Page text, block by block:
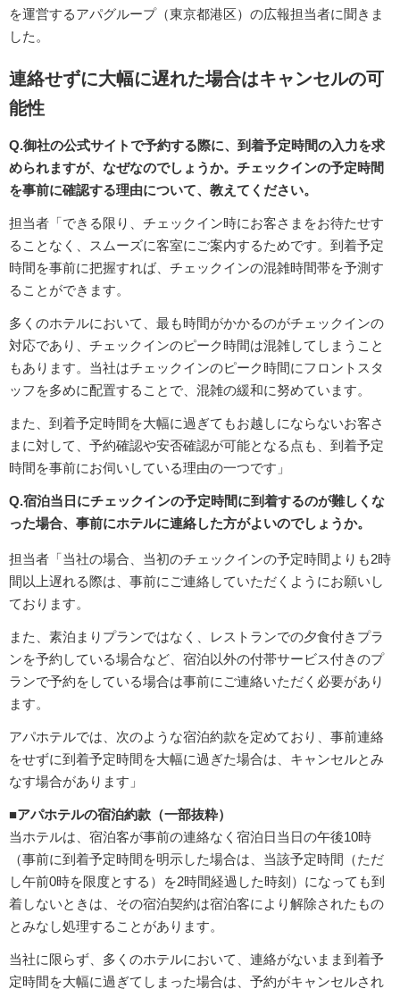
を運営するアパグループ（東京都港区）の広報担当者に聞きま
した。
連絡せずに大幅に遅れた場合はキャンセルの可
能性
Q.御社の公式サイトで予約する際に、到着予定時間の入力を求
められますが、なぜなのでしょうか。チェックインの予定時間
を事前に確認する理由について、教えてください。
担当者「できる限り、チェックイン時にお客さまをお待たせす
ることなく、スムーズに客室にご案内するためです。到着予定
時間を事前に把握すれば、チェックインの混雑時間帯を予測す
ることができます。
多くのホテルにおいて、最も時間がかかるのがチェックインの
対応であり、チェックインのピーク時間は混雑してしまうこと
もあります。当社はチェックインのピーク時間にフロントスタ
ッフを多めに配置することで、混雑の緩和に努めています。
また、到着予定時間を大幅に過ぎてもお越しにならないお客さ
まに対して、予約確認や安否確認が可能となる点も、到着予定
時間を事前にお伺いしている理由の一つです」
Q.宿泊当日にチェックインの予定時間に到着するのが難しくな
った場合、事前にホテルに連絡した方がよいのでしょうか。
担当者「当社の場合、当初のチェックインの予定時間よりも2時
間以上遅れる際は、事前にご連絡していただくようにお願いし
ております。
また、素泊まりプランではなく、レストランでの夕食付きプラ
ンを予約している場合など、宿泊以外の付帯サービス付きのプ
ランで予約をしている場合は事前にご連絡いただく必要があり
ます。
アパホテルでは、次のような宿泊約款を定めており、事前連絡
をせずに到着予定時間を大幅に過ぎた場合は、キャンセルとみ
なす場合があります」
■アパホテルの宿泊約款（一部抜粋）
当ホテルは、宿泊客が事前の連絡なく宿泊日当日の午後10時
（事前に到着予定時間を明示した場合は、当該予定時間（ただ
し午前0時を限度とする）を2時間経過した時刻）になっても到
着しないときは、その宿泊契約は宿泊客により解除されたもの
とみなし処理することがあります。
当社に限らず、多くのホテルにおいて、連絡がないまま到着予
定時間を大幅に過ぎてしまった場合は、予約がキャンセルされ